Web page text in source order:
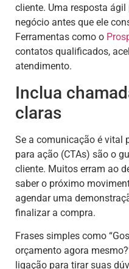
cliente. Uma resposta
negócio antes que ele
Ferramentas como o
contatos qualificados,
atendimento.
Inclua
claras
Se a comunicação é vital
para ação (CTAs) são o
cliente. Muitos erram ao
saber o próximo
agendar uma
finalizar a compra.
Frases simples como
orçamento agora
ligação para tirar suas